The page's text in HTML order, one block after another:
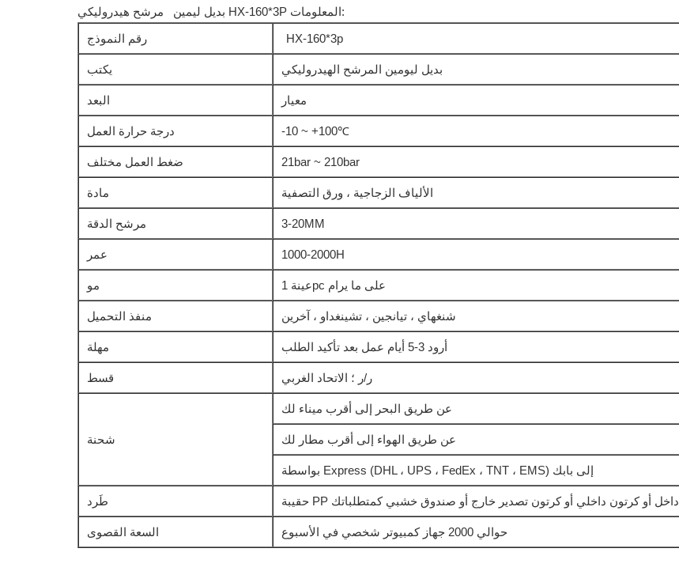
بديل ليمين
مرشح هيدروليكي HX-160*3P المعلومات:
رقم النموذج
HX-160*3p
يكتب بديل ليومين المرشح الهيدروليكي
البعد معيار
درجة حرارة العمل -10 ~ +100℃
ضغط العمل مختلف 21bar ~ 210bar
مادة الألياف الزجاجية ، ورق التصفية
مرشح الدقة 3-20MM
عمر 1000-2000H
مو عينة 1pc على ما يرام
منفذ التحميل شنغهاي ، تيانجين ، تشينغداو ، آخرين
مهلة أرود 3-5 أيام عمل بعد تأكيد الطلب
قسط ر/ر ؛ الاتحاد الغربي
شحنة
عن طريق البحر إلى أقرب ميناء لك
عن طريق الهواء إلى أقرب مطار لك
بواسطة Express (DHL ، UPS ، FedEx ، TNT ، EMS) إلى بابك
طَرد حقيبة PP داخل أو كرتون داخلي أو كرتون تصدير خارج أو صندوق خشبي كمتطلباتك
السعة القصوى حوالي 2000 جهاز كمبيوتر شخصي في الأسبوع